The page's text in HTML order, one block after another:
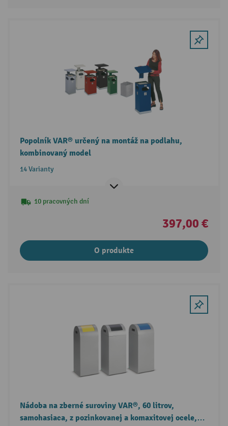
Popolník VAR® určený na montáž na podlahu,
kombinovaný model
14 Varianty
10 pracovných dní
397,00 €
O produkte
Nádoba na zberné suroviny VAR®, 60 litrov,
samohasiaca, z pozinkovanej a komaxitovej ocele,